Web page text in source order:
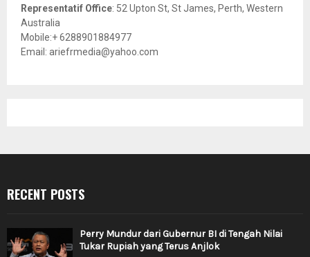
Representatif Office: 52 Upton St, St James, Perth, Western
Australia
Mobile:+ 6288901884977
Email: ariefrmedia@yahoo.com
RECENT POSTS
Perry Mundur dari Gubernur BI di Tengah Nilai
Tukar Rupiah yang Terus Anjlok